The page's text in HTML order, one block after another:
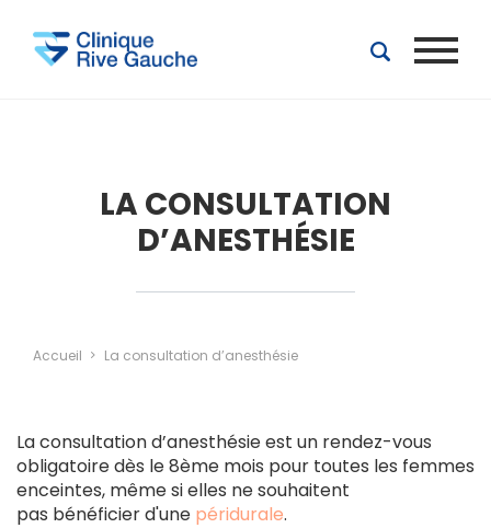
LA CONSULTATION
D’ANESTHÉSIE
Accueil La consultation d’anesthésie
La consultation d’anesthésie est un rendez-vous
obligatoire dès le 8ème mois pour toutes les femmes
enceintes, même si elles ne souhaitent
pas bénéficier d'une péridurale.